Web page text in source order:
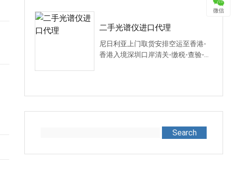
二手光谱仪进口代理
尼日利亚上门取货安排空运至香港-
香港入境深圳口岸清关-缴税-查验-送
Search
微信